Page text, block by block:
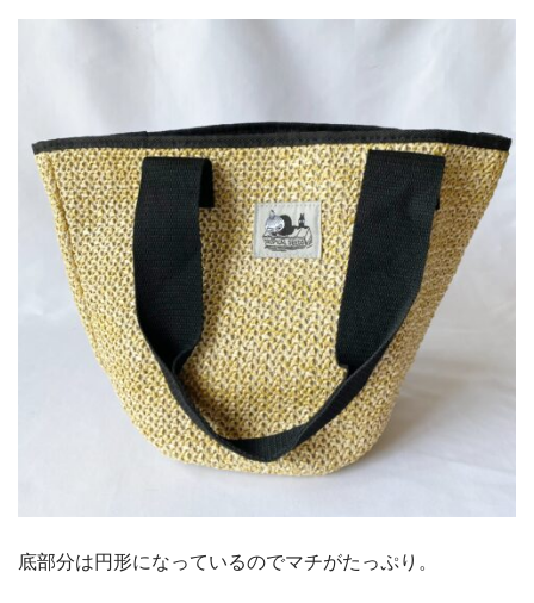
底部分は円形になっているのでマチがたっぷり。